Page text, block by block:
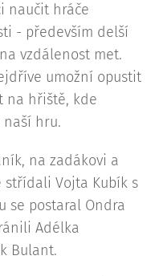
naučit hráče
- především delší
vzdálenost met.
umožní opustit
na hřiště, kde
hru.
na zadákovi a
Vojta Kubík s
se postaral Ondra
Adélka
Bulant.